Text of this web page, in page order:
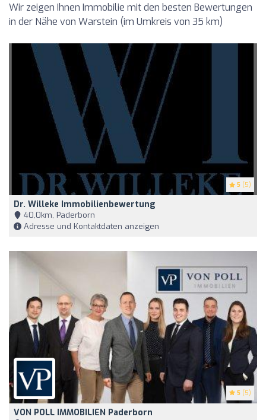
Wir zeigen Ihnen Immobilie mit den besten Bewertungen
in der Nähe von Warstein (im Umkreis von 35 km)
5 (5)
Dr. Willeke Immobilienbewertung
40,0km, Paderborn
Adresse und Kontaktdaten anzeigen
5 (5)
VON POLL IMMOBILIEN Paderborn